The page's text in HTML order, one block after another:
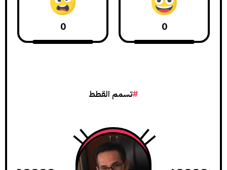
0
0
تسمم القطط